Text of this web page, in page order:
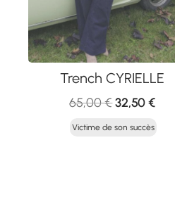
Trench CYRIELLE
65,00€Le
32,50€Le
Victime de son succès